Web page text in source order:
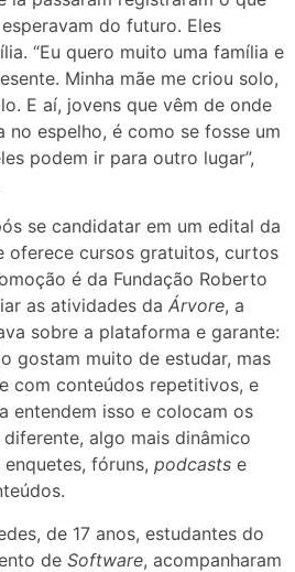
do futuro. Eles
“Eu quero muito uma família e
Minha mãe me criou solo,
E aí, jovens que vêm de onde
no espelho, é como se fosse um
podem ir para outro lugar”,
se candidatar em um edital da
oferece cursos gratuitos, curtos
é da Fundação Roberto
as atividades da Árvore, a
sobre a plataforma e garante:
gostam muito de estudar, mas
com conteúdos repetitivos, e
entendem isso e colocam os
algo mais dinâmico
fóruns, podcasts e
de 17 anos, estudantes do
de Software, acompanharam